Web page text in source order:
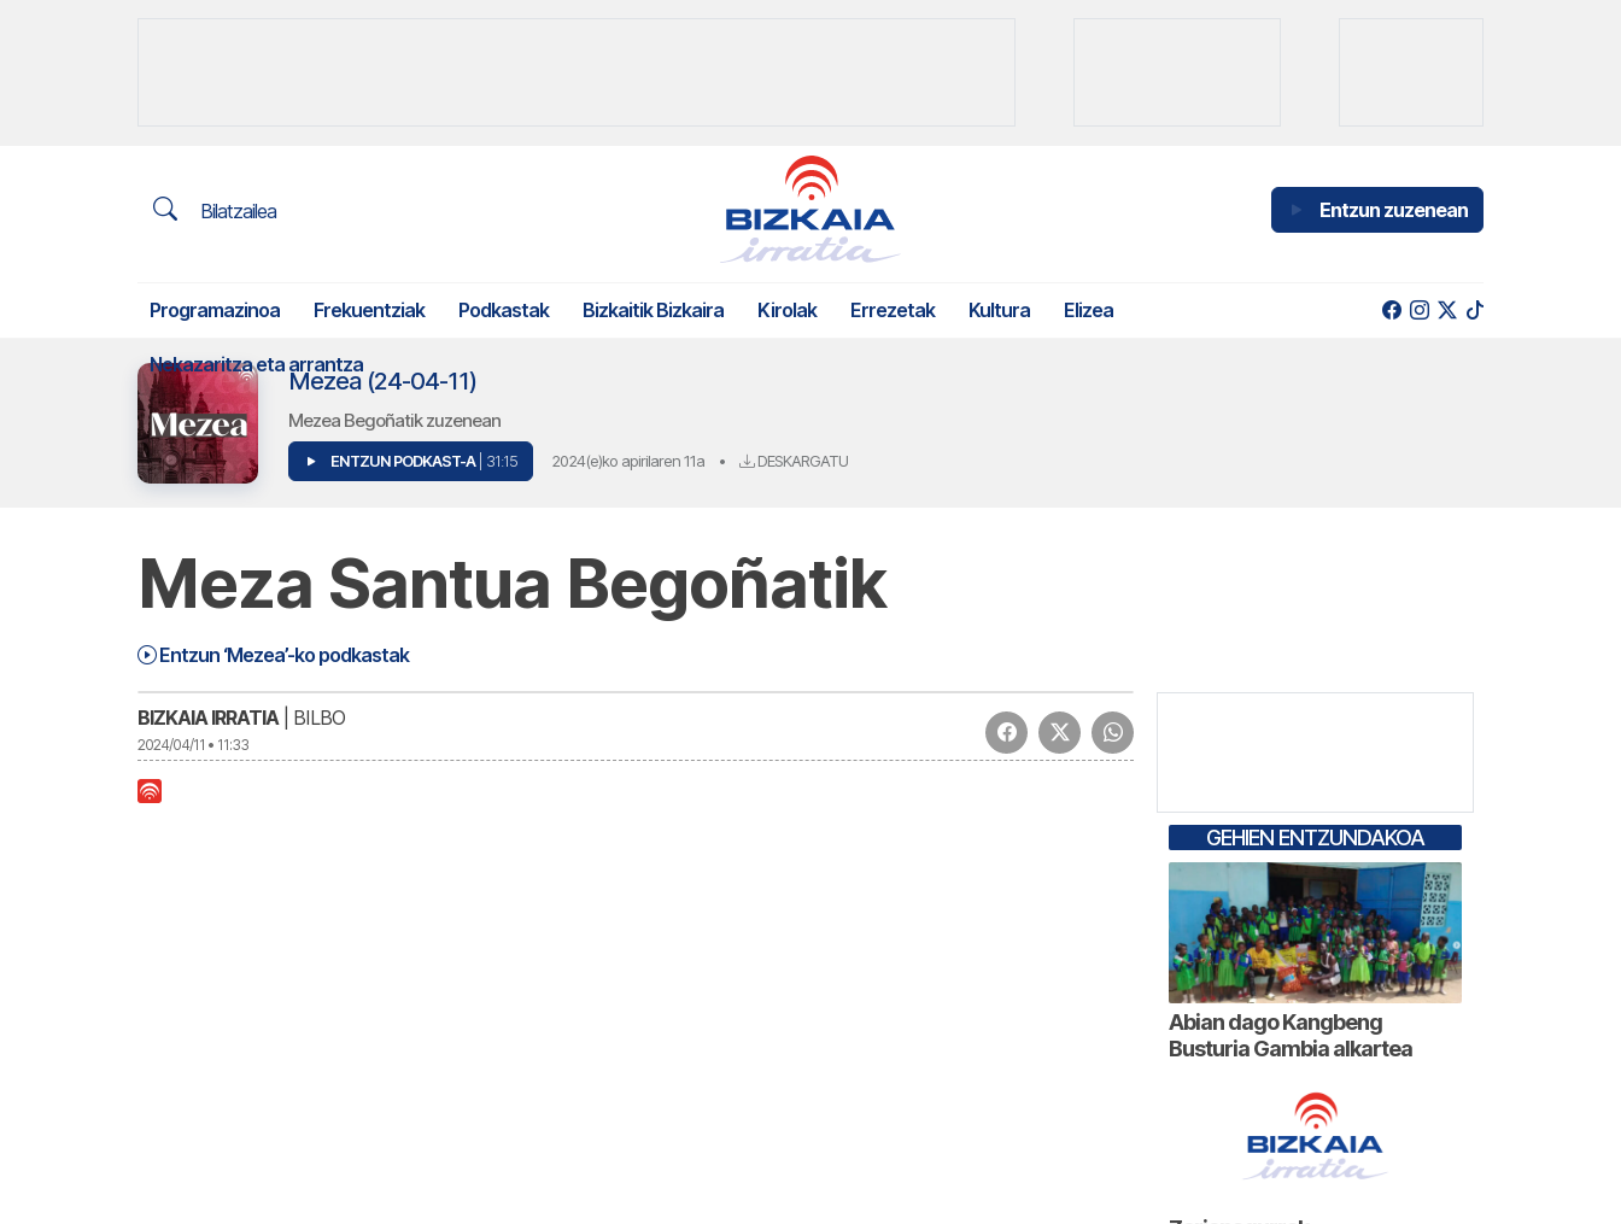
Bilatzailea Entzun zuzenean
Programazinoa Frekuentziak Podkastak Bizkaitik Bizkaira Kirolak Errezetak Kultura Elizea
Nekazaritza eta arrantza
Mezea (24-04-11)
Mezea Begoñatik zuzenean
ENTZUN PODKAST-A | 31:15 2024(e)ko apirilaren 11a • DESKARGATU
Meza Santua Begoñatik
Entzun ‘Mezea’-ko podkastak
31:15 Mezea (24-04-11) | Mezea
BIZKAIA IRRATIA| BILBO
2024/04/11 • 11:33
GEHIEN ENTZUNDAKOA
Abian dago Kangbeng
Busturia Gambia alkartea